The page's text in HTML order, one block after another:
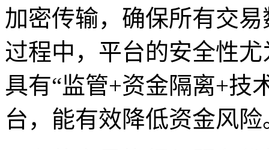
加密传输，确保所有交
过程中，平台的安全性
具有“监管+资金隔离+技
台，能有效降低资金风险